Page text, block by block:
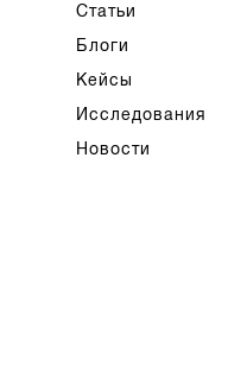
Статьи
Блоги
Кейсы
Исследования
Новости